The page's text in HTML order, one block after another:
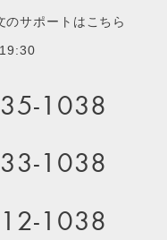
のサポートはこちら
1038
1038
1038